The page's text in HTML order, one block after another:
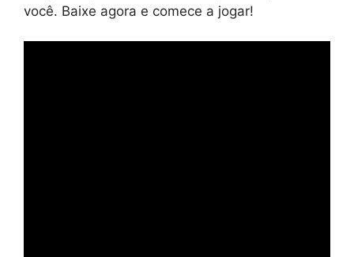
você. Baixe agora e comece a jogar!